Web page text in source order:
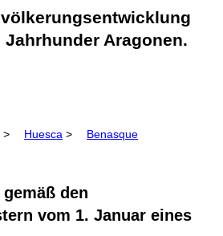
Jahrhunder Aragonen.
> Huesca > Benasque
den
vom 1. Januar eines